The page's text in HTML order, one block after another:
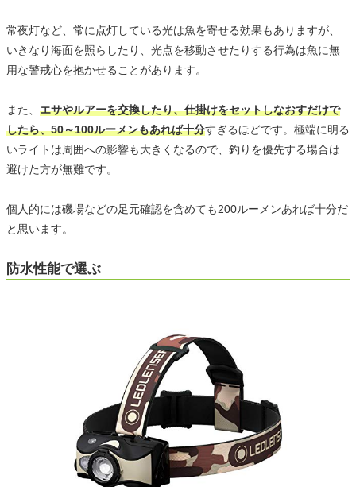
常夜灯など、常に点灯している光は魚を寄せる効果もありますが、
いきなり海面を照らしたり、光点を移動させたりする行為は魚に無
用な警戒心を抱かせることがあります。
また、 エサやルアーを交換したり、仕掛けをセットしなおすだけで
したら、50～100ルーメンもあれば十分すぎるほどです。極端に明る
いライトは周囲への影響も大きくなるので、釣りを優先する場合は
避けた方が無難です。
個人的には磯場などの足元確認を含めても200ルーメンあれば十分だ
と思います。
防水性能で選ぶ